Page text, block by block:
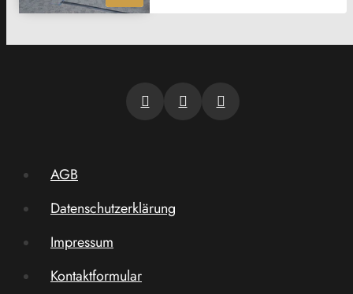
AGB
Datenschutzerklärung
Impressum
Kontaktformular